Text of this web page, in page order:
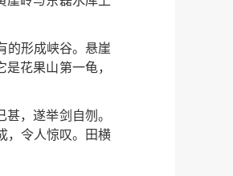
的形成峡谷。悬崖
花果山第一龟，
，遂举剑自刎。
，令人惊叹。田横